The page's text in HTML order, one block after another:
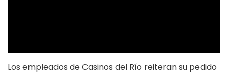
Los empleados de Casinos del Río reiteran su pedido